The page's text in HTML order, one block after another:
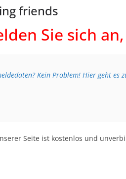
friends
Sie sich
Kein Problem! Hier geht es
Seite ist kostenlos und